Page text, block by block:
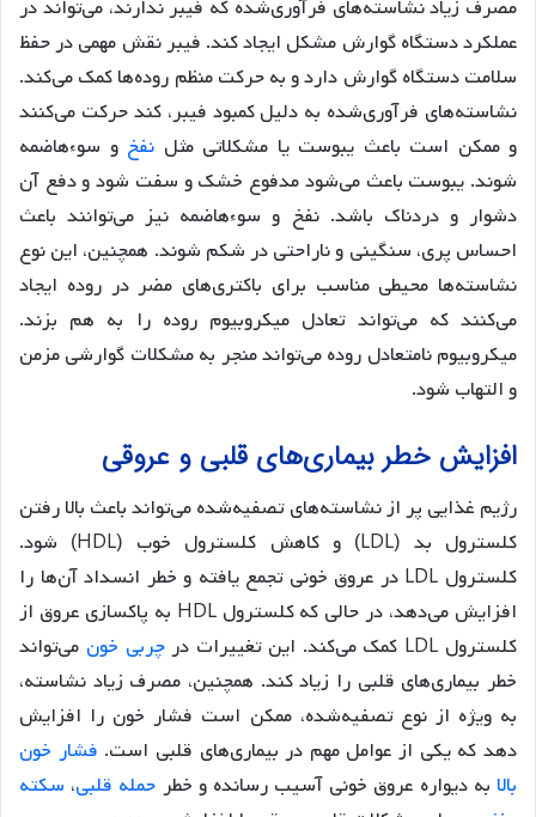
مصرف زیاد نشاسته‌های فرآوری‌شده که فیبر ندارند، می‌تواند در
عملکرد دستگاه گوارش مشکل ایجاد کند. فیبر نقش مهمی در حفظ
سلامت دستگاه گوارش دارد و به حرکت منظم روده‌ها کمک می‌کند.
نشاسته‌های فرآوری‌شده به دلیل کمبود فیبر، کند حرکت می‌کنند
و ممکن است باعث یبوست یا مشکلاتی مثل نفخ و سوءهاضمه
شوند. یبوست باعث می‌شود مدفوع خشک و سفت شود و دفع آن
دشوار و دردناک باشد. نفخ و سوءهاضمه نیز می‌توانند باعث
احساس پری، سنگینی و ناراحتی در شکم شوند. همچنین، این نوع
نشاسته‌ها محیطی مناسب برای باکتری‌های مضر در روده ایجاد
می‌کنند که می‌تواند تعادل میکروبیوم روده را به هم بزند.
میکروبیوم نامتعادل روده می‌تواند منجر به مشکلات گوارشی مزمن
و التهاب شود.
افزایش خطر بیماری‌های قلبی و عروقی
رژیم غذایی پر از نشاسته‌های تصفیه‌شده می‌تواند باعث بالا رفتن
کلسترول بد (LDL) و کاهش کلسترول خوب (HDL) شود.
کلسترول LDL در عروق خونی تجمع یافته و خطر انسداد آن‌ها را
افزایش می‌دهد، در حالی که کلسترول HDL به پاکسازی عروق از
کلسترول LDL کمک می‌کند. این تغییرات در
چربی خون می‌تواند
خطر بیماری‌های قلبی را زیاد کند. همچنین، مصرف زیاد نشاسته،
به ویژه از نوع تصفیه‌شده، ممکن است فشار خون را افزایش
دهد که یکی از عوامل مهم در بیماری‌های قلبی است. فشار خون
بالا به دیواره عروق خونی آسیب رسانده و خطر حمله قلبی، سکته